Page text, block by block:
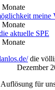
Monate
meine
Monate
aktuelle SPE
Monate
die
Dezember
für